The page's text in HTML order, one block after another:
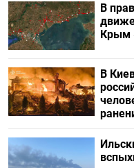
В
Крым
В